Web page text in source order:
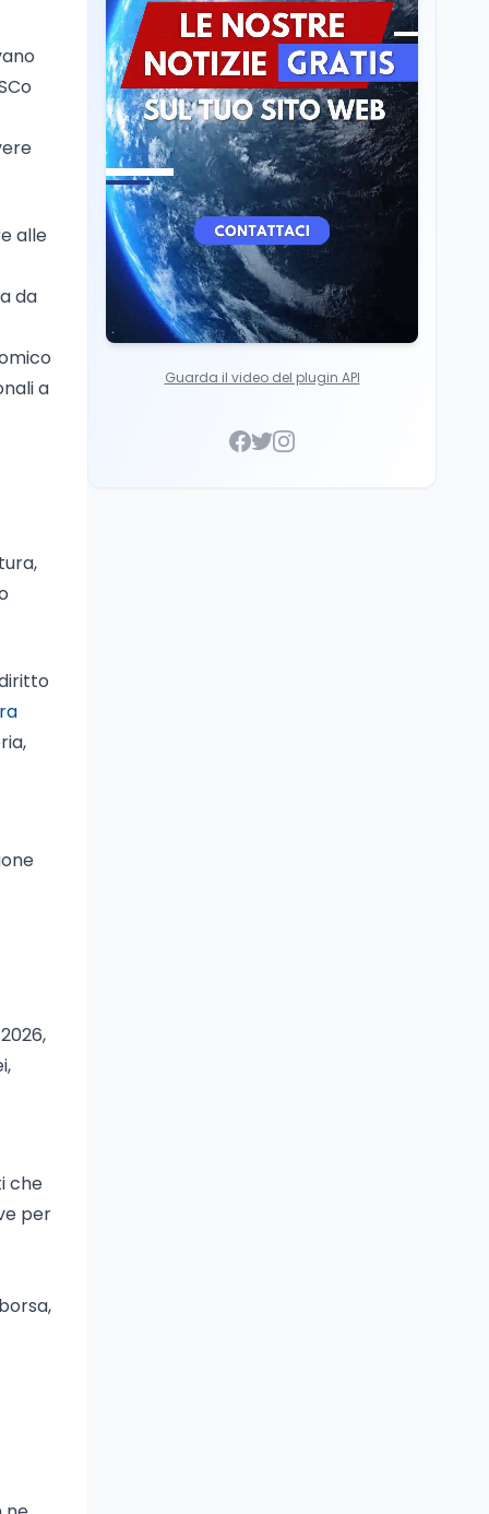
alle
da
a
che
per
per i chatbot AI
Mondo8 ago
A Nonthaburi il killer
14enne era bullizzato: la
CZ-75 era del nonno
Guarda il video del plugin API